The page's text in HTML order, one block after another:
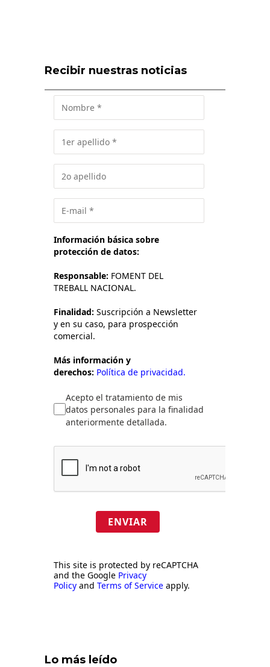
Recibir nuestras noticias
Información básica sobre
protección de datos:
Responsable: FOMENT DEL
TREBALL NACIONAL.
Finalidad: Suscripción a Newsletter
y en su caso, para prospección
comercial.
Más información y
derechos: Política de privacidad.
Acepto el tratamiento de mis
datos personales para la finalidad
anteriormente detallada.
ENVIAR
This site is protected by reCAPTCHA
and the Google Privacy
Policy and Terms of Service apply.
Lo más leído